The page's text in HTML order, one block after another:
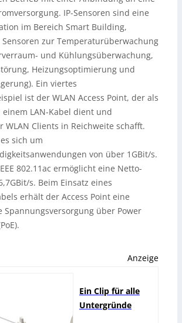
IP-Sensoren sind eine
im Bereich Smart Building,
zur Temperaturüberwachung
und Kühlungsüberwachung,
Heizungsoptimierung und
Ein viertes
ist der WLAN Access Point, der als
LAN-Kabel dient und
WLAN Clients in Reichweite schafft.
sich um
von über 1GBit/s.
802.11ac ermöglicht eine Netto-
s. Beim Einsatz eines
erhält der Access Point eine
Spannungsversorgung über Power
Anzeige
Ein Clip für alle
Untergründe